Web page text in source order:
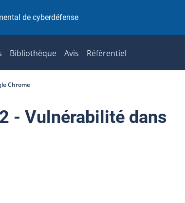
de cyberdéfense
Bibliothèque Avis Référentiel
Chrome
- Vulnérabilité dans